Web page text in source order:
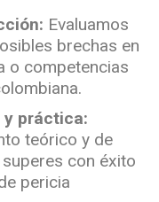
Evaluamos
brechas en
o competencias
y práctica:
teórico y de
con éxito
pericia